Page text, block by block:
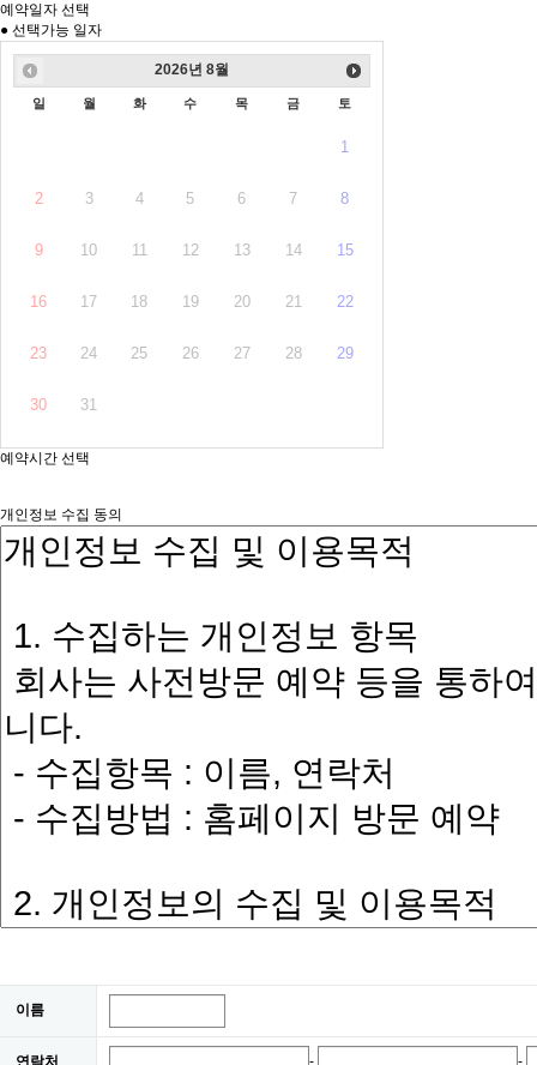
예약일자 선택
● 선택가능 일자
2026년 8월
일 월 화 수 목 금 토
1
2 3 4 5 6 7 8
9 10 11 12 13 14 15
16 17 18 19 20 21 22
23 24 25 26 27 28 29
30 31
예약시간 선택
개인정보 수집 동의
이름
연락처 - -